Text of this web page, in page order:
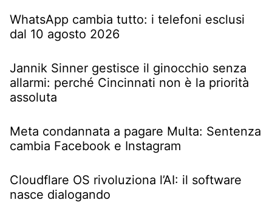
WhatsApp cambia tutto: i telefoni esclusi
dal 10 agosto 2026
Jannik Sinner gestisce il ginocchio senza
allarmi: perché Cincinnati non è la priorità
assoluta
Meta condannata a pagare Multa: Sentenza
cambia Facebook e Instagram
Cloudflare OS rivoluziona l’AI: il software
nasce dialogando